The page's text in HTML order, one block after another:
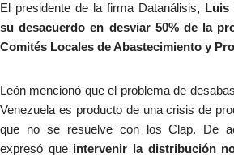
El presidente de la firma Datanálisis, Luis
su desacuerdo en desviar 50% de la
Comités Locales de Abastecimiento y
León mencionó que el problema de
Venezuela es producto de una crisis de
que no se resuelve con los Clap. De
expresó que intervenir la distribución